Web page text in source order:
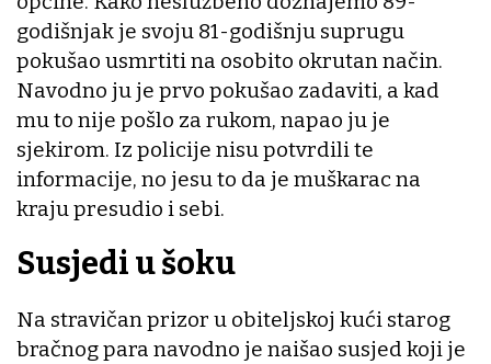
godišnjak je svoju 81-godišnju suprugu
pokušao usmrtiti na osobito okrutan način.
Navodno ju je prvo pokušao zadaviti, a kad
mu to nije pošlo za rukom, napao ju je
sjekirom. Iz policije nisu potvrdili te
informacije, no jesu to da je muškarac na
kraju presudio i sebi.
Susjedi u šoku
Na stravičan prizor u obiteljskoj kući starog
bračnog para navodno je naišao susjed koji je